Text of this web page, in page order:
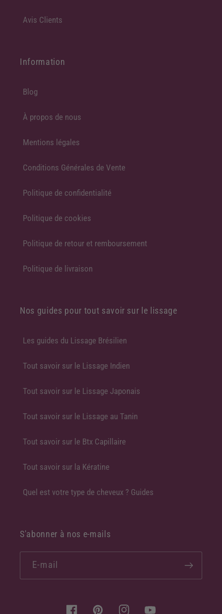
Avis Clients
Information
Blog
À propos de nous
Mentions légales
Conditions Générales de Vente
Politique de confidentialité
Politique de cookies
Politique de retour et remboursement
Politique de livraison
Nos guides pour tout savoir sur le lissage
Les guides du Lissage Brésilien
Tout savoir sur le Lissage Indien
Tout savoir sur le Lissage Japonais
Tout savoir sur le Lissage au Tanin
Tout savoir sur le Btx Capillaire
Tout savoir sur la Kératine
Quel est votre type de cheveux ? Guides
S'abonner à nos e-mails
E-mail